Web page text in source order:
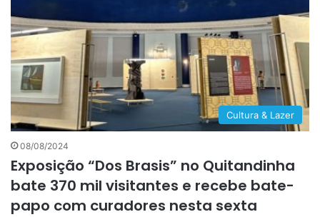
Cultura & Lazer
08/08/2024
Exposição “Dos Brasis” no Quitandinha
bate 370 mil visitantes e recebe bate-
papo com curadores nesta sexta